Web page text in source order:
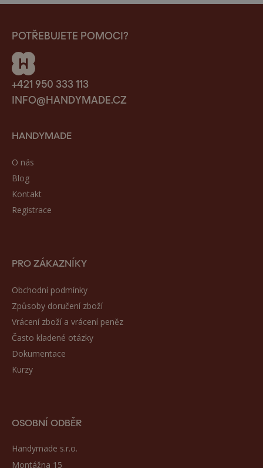
POTŘEBUJETE POMOCI?
+421 950 333 113
INFO@HANDYMADE.CZ
HANDYMADE
O nás
Blog
Kontakt
Registrace
PRO ZÁKAZNÍKY
Obchodní podmínky
Způsoby doručení zboží
Vrácení zboží a vrácení peněz
Často kladené otázky
Dokumentace
Kurzy
OSOBNÍ ODBĚR
Handymade s.r.o.
Montážna 15